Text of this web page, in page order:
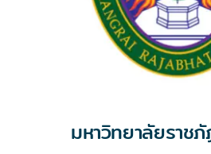
มหาวิทยาลัยราช